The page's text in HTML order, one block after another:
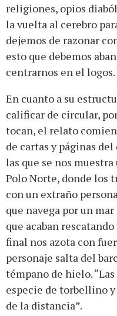
religiones, opios
la vuelta al cerebro
dejemos de razonar
esto que debemos
centrarnos en el
En cuanto a su
calificar de circular,
tocan, el relato
de cartas y páginas
las que se nos
Polo Norte, donde los
con un extraño
que navega por un
que acaban
final nos azota con
personaje salta del
témpano de hielo.
especie de torbellino
de la distancia”.